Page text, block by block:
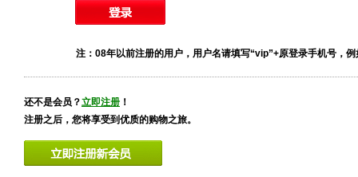
注：08年以前注册的用户，用户名请填写“vip”+原登录手机号，
还不是会员？立即注册 ！
注册之后，您将享受到优质的购物之旅。